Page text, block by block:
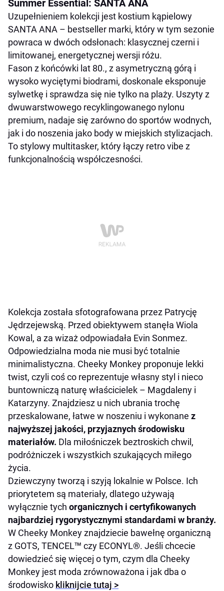
Summer Essential: SANTA ANA
Uzupełnieniem kolekcji jest kostium kąpielowy
SANTA ANA – bestseller marki, który w tym sezonie
powraca w dwóch odsłonach: klasycznej czerni i
limitowanej, energetycznej wersji różu.
Fason z końcówki lat 80., z asymetryczną górą i
wysoko wyciętymi biodrami, doskonale eksponuje
sylwetkę i sprawdza się nie tylko na plaży. Uszyty z
dwuwarstwowego recyklingowanego nylonu
premium, nadaje się zarówno do sportów wodnych,
jak i do noszenia jako body w miejskich stylizacjach.
To stylowy multitasker, który łączy retro vibe z
funkcjonalnością współczesności.
Kolekcja została sfotografowana przez Patrycję
Jędrzejewską. Przed obiektywem stanęła Wiola
Kowal, a za wizaż odpowiadała Evin Sonmez.
Odpowiedzialna moda nie musi być totalnie
minimalistyczna. Cheeky Monkey proponuje lekki
twist, czyli coś co reprezentuje własny styl i nieco
buntowniczą naturę właścicielek – Magdaleny i
Katarzyny. Znajdziesz u nich ubrania trochę
przeskalowane, łatwe w noszeniu i wykonane z
najwyższej jakości, przyjaznych środowisku
materiałów. Dla miłośniczek beztroskich chwil,
podróżniczek i wszystkich szukających miłego
życia.
Dziewczyny tworzą i szyją lokalnie w Polsce. Ich
priorytetem są materiały, dlatego używają
wyłącznie tych organicznych i certyfikowanych
najbardziej rygorystycznymi standardami w branży.
W Cheeky Monkey znajdziecie bawełnę organiczną
z GOTS, TENCEL™ czy ECONYL®. Jeśli chcecie
dowiedzieć się więcej o tym, czym dla Cheeky
Monkey jest moda zrównoważona i jak dba o
środowisko kliknijcie tutaj >